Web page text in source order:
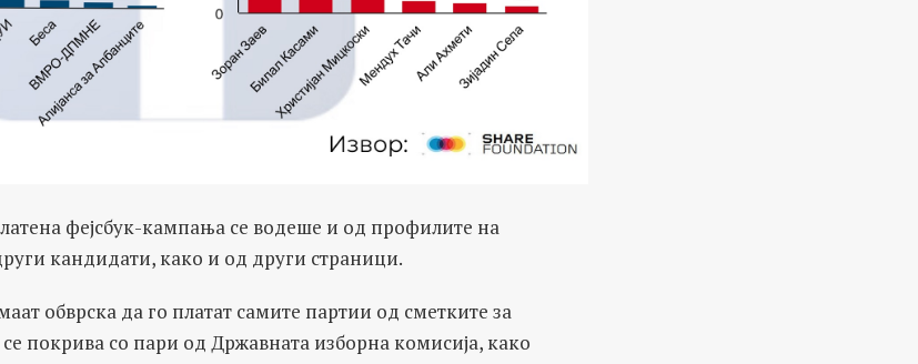
фејсбук-кампања се водеше и од профилите на
кандидати, како и од други страници.
обврска да го платат самите партии од сметките за
покрива со пари од Државната изборна комисија, како